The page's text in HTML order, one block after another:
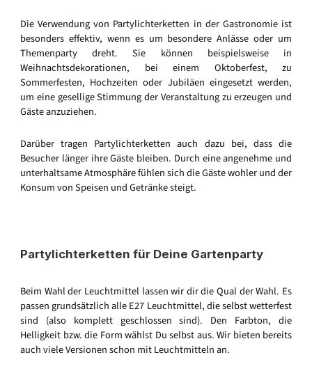
Die Verwendung von Partylichterketten in der Gastronomie ist
besonders effektiv, wenn es um besondere Anlässe oder um
Themenparty dreht. Sie können beispielsweise in
Weihnachtsdekorationen, bei einem Oktoberfest, zu
Sommerfesten, Hochzeiten oder Jubiläen eingesetzt werden,
um eine gesellige Stimmung der Veranstaltung zu erzeugen und
Gäste anzuziehen.
Darüber tragen Partylichterketten auch dazu bei, dass die
Besucher länger ihre Gäste bleiben. Durch eine angenehme und
unterhaltsame Atmosphäre fühlen sich die Gäste wohler und der
Konsum von Speisen und Getränke steigt.
Partylichterketten für Deine Gartenparty
Beim Wahl der Leuchtmittel lassen wir dir die Qual der Wahl. Es
passen grundsätzlich alle E27 Leuchtmittel, die selbst wetterfest
sind (also komplett geschlossen sind). Den Farbton, die
Helligkeit bzw. die Form wählst Du selbst aus. Wir bieten bereits
auch viele Versionen schon mit Leuchtmitteln an.